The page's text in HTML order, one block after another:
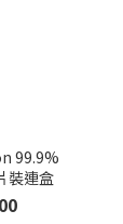
99.9%
裝連盒